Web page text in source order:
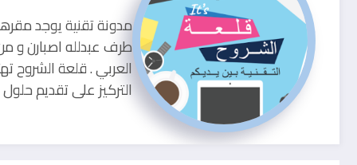
طرف عبدلله اصبارن و
العربي . قلعة الشروح
التركيز على تقديم